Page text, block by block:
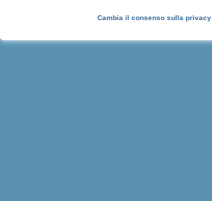
Cambia il consenso sulla privacy